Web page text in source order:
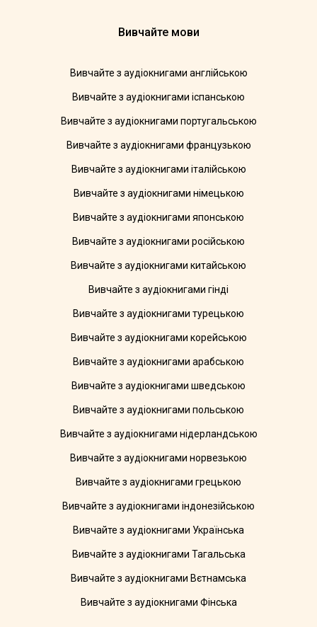
Вивчайте мови
Вивчайте з аудіокнигами англійською
Вивчайте з аудіокнигами іспанською
Вивчайте з аудіокнигами португальською
Вивчайте з аудіокнигами французькою
Вивчайте з аудіокнигами італійською
Вивчайте з аудіокнигами німецькою
Вивчайте з аудіокнигами японською
Вивчайте з аудіокнигами російською
Вивчайте з аудіокнигами китайською
Вивчайте з аудіокнигами гінді
Вивчайте з аудіокнигами турецькою
Вивчайте з аудіокнигами корейською
Вивчайте з аудіокнигами арабською
Вивчайте з аудіокнигами шведською
Вивчайте з аудіокнигами польською
Вивчайте з аудіокнигами нідерландською
Вивчайте з аудіокнигами норвезькою
Вивчайте з аудіокнигами грецькою
Вивчайте з аудіокнигами індонезійською
Вивчайте з аудіокнигами Українська
Вивчайте з аудіокнигами Тагальська
Вивчайте з аудіокнигами Вєтнамська
Вивчайте з аудіокнигами Фінська